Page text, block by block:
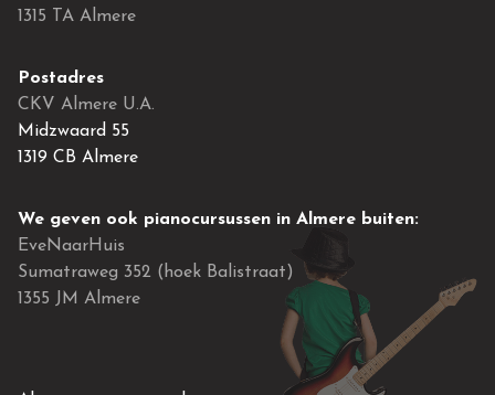
1315 TA Almere
Postadres
CKV Almere U.A.
Midzwaard 55
1319 CB Almere
We geven ook pianocursussen in Almere buiten:
EveNaarHuis
Sumatraweg 352 (hoek Balistraat)
1355 JM Almere